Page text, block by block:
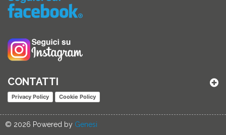
© 2026 Powered by Genesi
CONTATTI
Privacy Policy Cookie Policy